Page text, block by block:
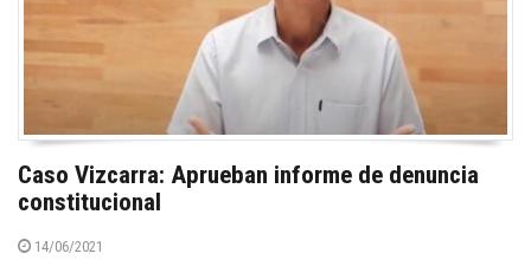
Caso Vizcarra: Aprueban informe de denuncia
constitucional
14/06/2021